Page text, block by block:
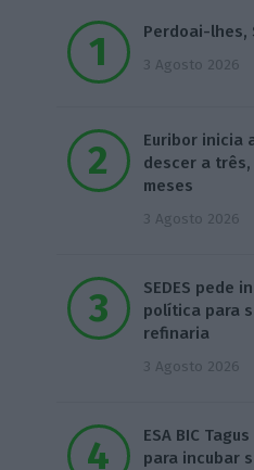
Perdoai-lhes,
3 Agosto 2026
Euribor inicia
descer a três,
meses
3 Agosto 2026
SEDES pede
política para
refinaria
3 Agosto 2026
ESA BIC
para incubar